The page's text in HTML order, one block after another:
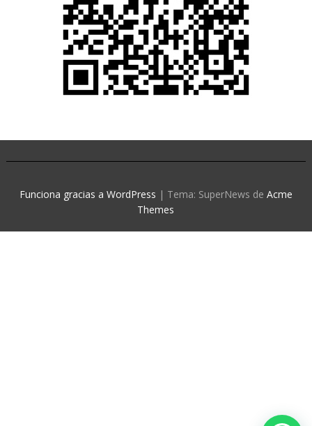
Funciona gracias a WordPress | Tema: SuperNews de Acme
Themes